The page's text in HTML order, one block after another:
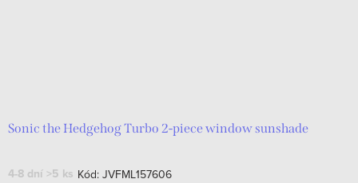
Sonic the Hedgehog Turbo 2-piece window sunshade
4-8 dní >5 ks Kód: JVFML157606